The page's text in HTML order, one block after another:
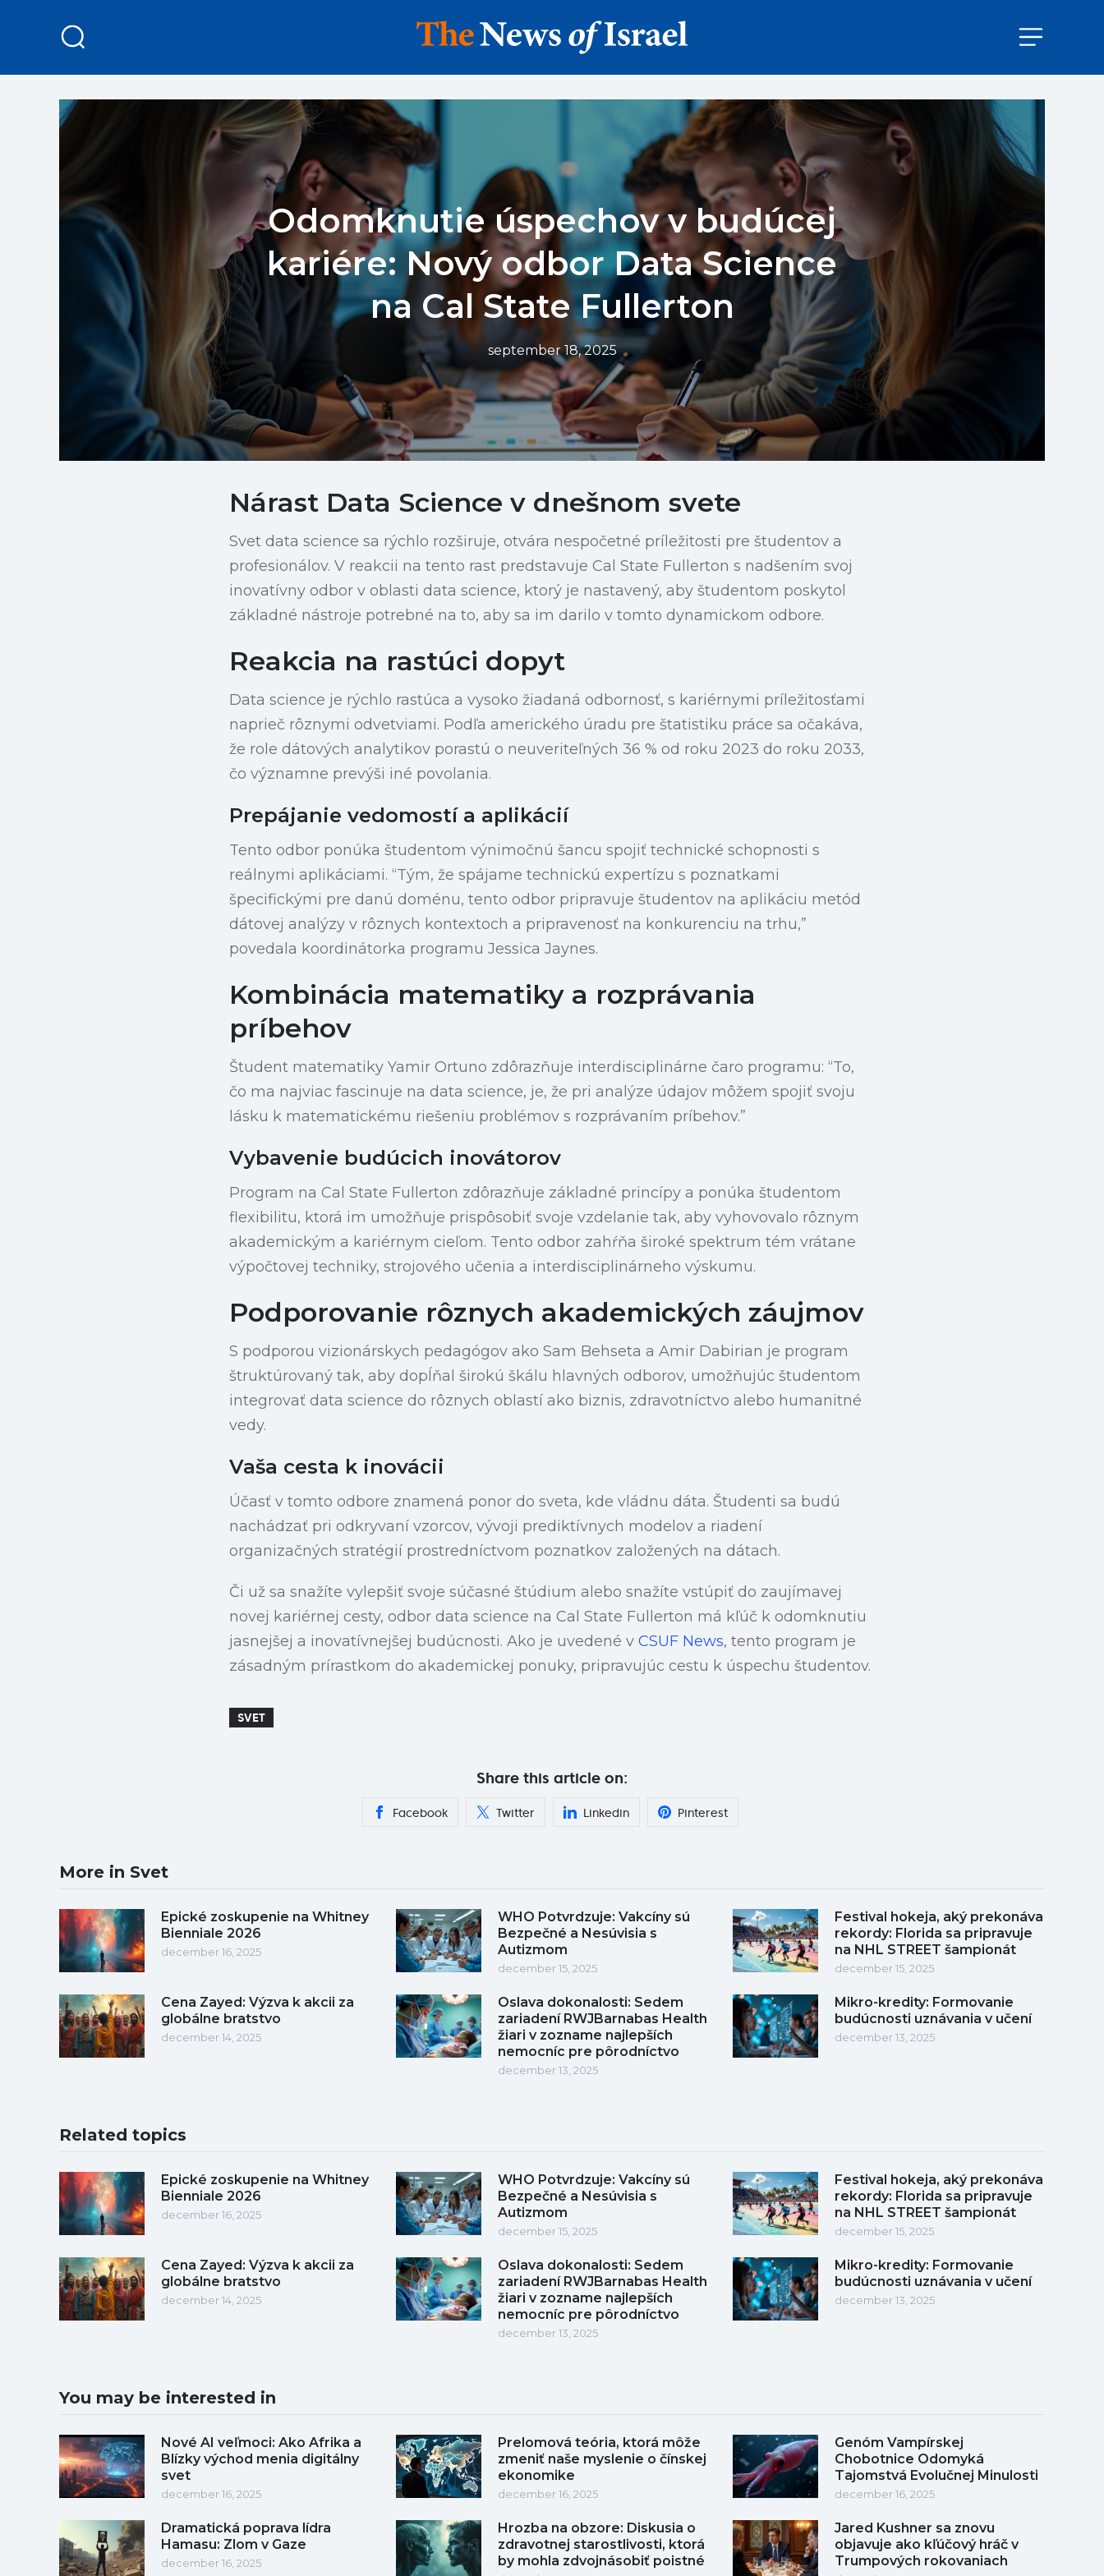
Odomknutie úspechov v budúcej
kariére: Nový odbor Data Science
na Cal State Fullerton
september 18, 2025
Nárast Data Science v dnešnom svete
Svet data science sa rýchlo rozširuje, otvára nespočetné príležitosti pre študentov a
profesionálov. V reakcii na tento rast predstavuje Cal State Fullerton s nadšením svoj
inovatívny odbor v oblasti data science, ktorý je nastavený, aby študentom poskytol
základné nástroje potrebné na to, aby sa im darilo v tomto dynamickom odbore.
Reakcia na rastúci dopyt
Data science je rýchlo rastúca a vysoko žiadaná odbornosť, s kariérnymi príležitosťami
naprieč rôznymi odvetviami. Podľa amerického úradu pre štatistiku práce sa očakáva,
že role dátových analytikov porastú o neuveriteľných 36 % od roku 2023 do roku 2033,
čo významne prevýši iné povolania.
Prepájanie vedomostí a aplikácií
Tento odbor ponúka študentom výnimočnú šancu spojiť technické schopnosti s
reálnymi aplikáciami. “Tým, že spájame technickú expertízu s poznatkami
špecifickými pre danú doménu, tento odbor pripravuje študentov na aplikáciu metód
dátovej analýzy v rôznych kontextoch a pripravenosť na konkurenciu na trhu,”
povedala koordinátorka programu Jessica Jaynes.
Kombinácia matematiky a rozprávania
príbehov
Študent matematiky Yamir Ortuno zdôrazňuje interdisciplinárne čaro programu: “To,
čo ma najviac fascinuje na data science, je, že pri analýze údajov môžem spojiť svoju
lásku k matematickému riešeniu problémov s rozprávaním príbehov.”
Vybavenie budúcich inovátorov
Program na Cal State Fullerton zdôrazňuje základné princípy a ponúka študentom
flexibilitu, ktorá im umožňuje prispôsobiť svoje vzdelanie tak, aby vyhovovalo rôznym
akademickým a kariérnym cieľom. Tento odbor zahŕňa široké spektrum tém vrátane
výpočtovej techniky, strojového učenia a interdisciplinárneho výskumu.
Podporovanie rôznych akademických záujmov
S podporou vizionárskych pedagógov ako Sam Behseta a Amir Dabirian je program
štruktúrovaný tak, aby dopĺňal širokú škálu hlavných odborov, umožňujúc študentom
integrovať data science do rôznych oblastí ako biznis, zdravotníctvo alebo humanitné
vedy.
Vaša cesta k inovácii
Účasť v tomto odbore znamená ponor do sveta, kde vládnu dáta. Študenti sa budú
nachádzať pri odkryvaní vzorcov, vývoji prediktívnych modelov a riadení
organizačných stratégií prostredníctvom poznatkov založených na dátach.
Či už sa snažíte vylepšiť svoje súčasné štúdium alebo snažíte vstúpiť do zaujímavej
novej kariérnej cesty, odbor data science na Cal State Fullerton má kľúč k odomknutiu
jasnejšej a inovatívnejšej budúcnosti. Ako je uvedené v CSUF News, tento program je
zásadným prírastkom do akademickej ponuky, pripravujúc cestu k úspechu študentov.
SVET
Share this article on:
Facebook Twitter Linkedin Pinterest
More in Svet
Epické zoskupenie na Whitney
Bienniale 2026
december 16, 2025
WHO Potvrdzuje: Vakcíny sú
Bezpečné a Nesúvisia s
Autizmom
december 15, 2025
Festival hokeja, aký prekonáva
rekordy: Florida sa pripravuje
na NHL STREET šampionát
december 15, 2025
Cena Zayed: Výzva k akcii za
globálne bratstvo
december 14, 2025
Oslava dokonalosti: Sedem
zariadení RWJBarnabas Health
žiari v zozname najlepších
nemocníc pre pôrodníctvo
december 13, 2025
Mikro-kredity: Formovanie
budúcnosti uznávania v učení
december 13, 2025
Related topics
Epické zoskupenie na Whitney
Bienniale 2026
december 16, 2025
WHO Potvrdzuje: Vakcíny sú
Bezpečné a Nesúvisia s
Autizmom
december 15, 2025
Festival hokeja, aký prekonáva
rekordy: Florida sa pripravuje
na NHL STREET šampionát
december 15, 2025
Cena Zayed: Výzva k akcii za
globálne bratstvo
december 14, 2025
Oslava dokonalosti: Sedem
zariadení RWJBarnabas Health
žiari v zozname najlepších
nemocníc pre pôrodníctvo
december 13, 2025
Mikro-kredity: Formovanie
budúcnosti uznávania v učení
december 13, 2025
You may be interested in
Nové AI veľmoci: Ako Afrika a
Blízky východ menia digitálny
svet
december 16, 2025
Prelomová teória, ktorá môže
zmeniť naše myslenie o čínskej
ekonomike
december 16, 2025
Genóm Vampírskej
Chobotnice Odomyká
Tajomstvá Evolučnej Minulosti
december 16, 2025
Dramatická poprava lídra
Hamasu: Zlom v Gaze
december 16, 2025
Hrozba na obzore: Diskusia o
zdravotnej starostlivosti, ktorá
by mohla zdvojnásobiť poistné
Jared Kushner sa znovu
objavuje ako kľúčový hráč v
Trumpových rokovaniach